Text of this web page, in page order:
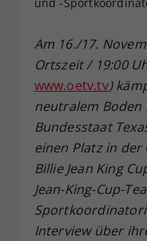
Am 16./17.
Ortszeit / 19:00
www.oetv.tv)
neutralem Boden
Bundesstaat
einen Platz in
Billie Jean King
Jean-King-Cup-
Interview über
Zweck
hat.